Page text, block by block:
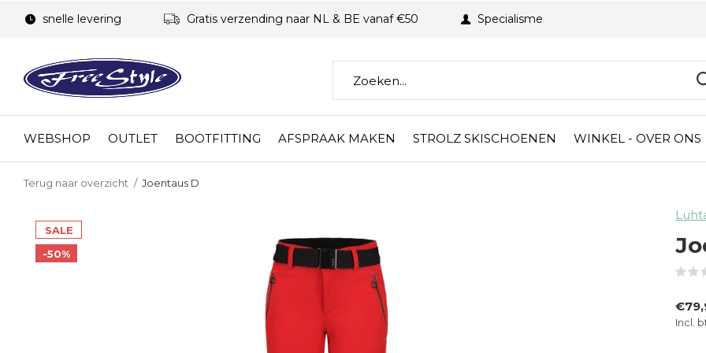
WEBSHOP OUTLET BOOTFITTING AFSPRAAK MAKEN STROLZ SKISCHOENEN WINKEL - OVER ONS
snelle levering Gratis verzending naar NL & BE vanaf €50 Specialisme
Terug naar overzicht Joentaus D
SALE
-50%
Incl.